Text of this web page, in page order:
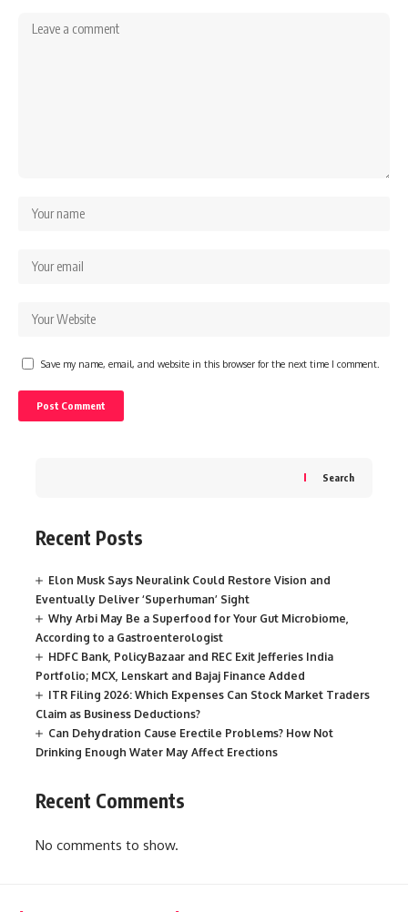
Save my name, email, and website in this browser for the next time I comment.
Search
Recent Posts
Elon Musk Says Neuralink Could Restore Vision and
Eventually Deliver ‘Superhuman’ Sight
Why Arbi May Be a Superfood for Your Gut Microbiome,
According to a Gastroenterologist
HDFC Bank, PolicyBazaar and REC Exit Jefferies India
Portfolio; MCX, Lenskart and Bajaj Finance Added
ITR Filing 2026: Which Expenses Can Stock Market Traders
Claim as Business Deductions?
Can Dehydration Cause Erectile Problems? How Not
Drinking Enough Water May Affect Erections
Recent Comments
No comments to show.